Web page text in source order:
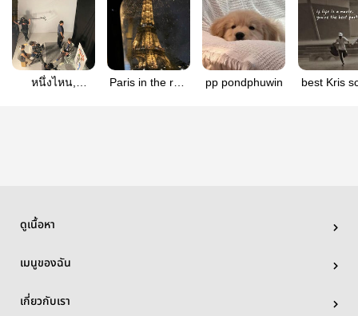
หนึ่งไหน,
Paris in the rain
pp pondphuwin
best Kris
ดูเนื้อหา
เมนูของฉัน
เกี่ยวกับเรา